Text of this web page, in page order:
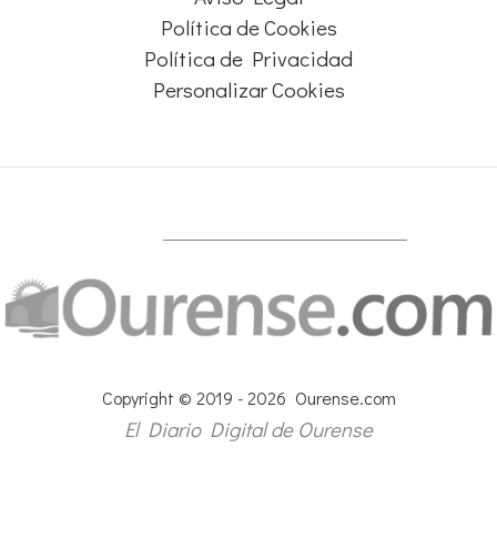
Política de Cookies
Política de Privacidad
Personalizar Cookies
Copyright © 2019 - 2026 Ourense.com
El Diario Digital de Ourense